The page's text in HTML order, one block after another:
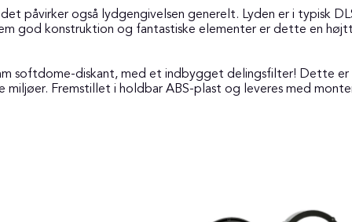
påvirker også lydgengivelsen generelt. Lyden er i typisk
konstruktion og fantastiske elementer er dette en
softdome-diskant, med et indbygget delingsfilter! Dette
Fremstillet i holdbar ABS-plast og leveres med